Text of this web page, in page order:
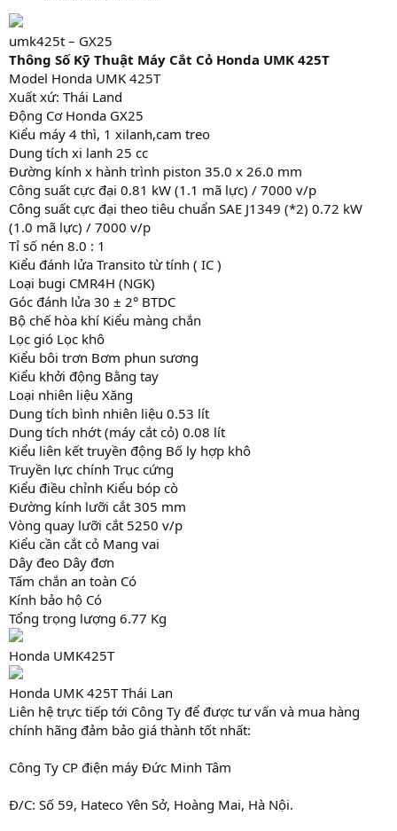
umk425t – GX25
Thông Số Kỹ Thuật Máy Cắt Cỏ Honda UMK 425T
Model Honda UMK 425T
Xuất xứ: Thái Land
Động Cơ Honda GX25
Kiểu máy 4 thì, 1 xilanh,cam treo
Dung tích xi lanh 25 cc
Đường kính x hành trình piston 35.0 x 26.0 mm
Công suất cực đại 0.81 kW (1.1 mã lực) / 7000 v/p
Công suất cực đại theo tiêu chuẩn SAE J1349 (*2) 0.72 kW
(1.0 mã lực) / 7000 v/p
Tỉ số nén 8.0 : 1
Kiểu đánh lửa Transito từ tính ( IC )
Loại bugi CMR4H (NGK)
Góc đánh lửa 30 ± 2° BTDC
Bộ chế hòa khí Kiểu màng chắn
Lọc gió Lọc khô
Kiểu bôi trơn Bơm phun sương
Kiểu khởi động Bằng tay
Loại nhiên liệu Xăng
Dung tích bình nhiên liệu 0.53 lít
Dung tích nhớt (máy cắt cỏ) 0.08 lít
Kiểu liên kết truyền động Bố ly hợp khô
Truyền lực chính Trục cứng
Kiểu điều chỉnh Kiểu bóp cò
Đường kính lưỡi cắt 305 mm
Vòng quay lưỡi cắt 5250 v/p
Kiểu cần cắt cỏ Mang vai
Dây đeo Dây đơn
Tấm chắn an toàn Có
Kính bảo hộ Có
Tổng trọng lượng 6.77 Kg
Honda UMK425T
Honda UMK 425T Thái Lan
Liên hệ trực tiếp tới Công Ty để được tư vấn và mua hàng
chính hãng đảm bảo giá thành tốt nhất:
Công Ty CP điện máy Đức Minh Tâm
Đ/C: Số 59, Hateco Yên Sở, Hoàng Mai, Hà Nội.